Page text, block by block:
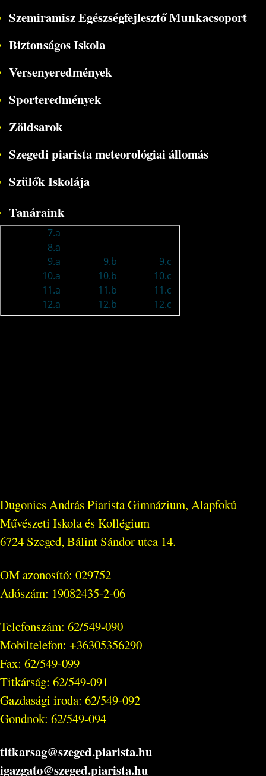
Szemiramisz Egészségfejlesztő Munkacsoport
Biztonságos Iskola
Versenyeredmények
Sporteredmények
Zöldsarok
Szegedi piarista meteorológiai állomás
Szülők Iskolája
Tanáraink
Dugonics András Piarista Gimnázium, Alapfokú
Művészeti Iskola és Kollégium
6724 Szeged, Bálint Sándor utca 14.
OM azonosító: 029752
Adószám: 19082435-2-06
Telefonszám: 62/549-090
Mobiltelefon: +36305356290
Fax: 62/549-099
Titkárság: 62/549-091
Gazdasági iroda: 62/549-092
Gondnok: 62/549-094
titkarsag@szeged.piarista.hu
igazgato@szeged.piarista.hu